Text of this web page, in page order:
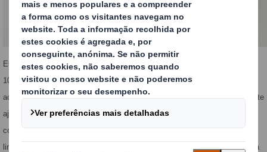
ECOVETE é uma nova e diferenciadora linha de embalagens eco-friendly,
100% reciclável, que se caracteriza por permitir um correto
acondicionamento e proteção do produto, graças à sua estrutura totalmente
ajustada à realidade deste setor. Compatível com géneros alimentícios e
com a particularidade de ser anti-humidade e anti-derrapante, esta nova
linha de embalagens, de montagem mecanizada ou manual, oferece ainda